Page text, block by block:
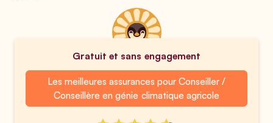
Gratuit et sans engagement
Les meilleures assurances pour Conseiller /
Conseillère en génie climatique agricole